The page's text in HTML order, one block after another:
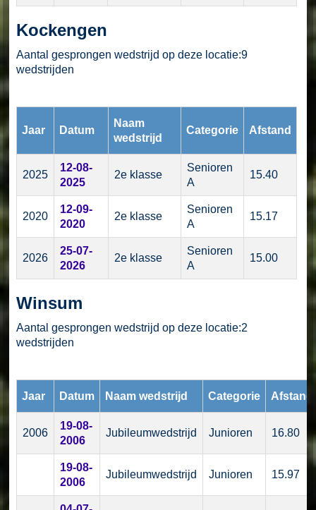
Kockengen
Aantal gesprongen wedstrijd op deze locatie:9
wedstrijden
Jaar Datum
Naam
wedstrijd
Categorie Afstand
2025
12-08-
2025
2e klasse
Senioren
A
15.40
2020
12-09-
2020
2e klasse
Senioren
A
15.17
2026
25-07-
2026
2e klasse
Senioren
A
15.00
Winsum
Aantal gesprongen wedstrijd op deze locatie:2
wedstrijden
Jaar Datum Naam wedstrijd Categorie Afstand
2006
19-08-
2006
Jubileumwedstrijd Junioren 16.80
19-08-
2006
Jubileumwedstrijd Junioren 15.97